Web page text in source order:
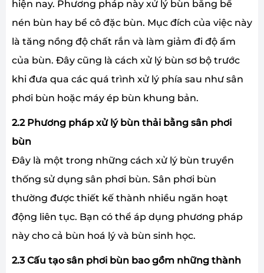
hiện nay. Phương pháp này xử lý bùn bằng bể
nén bùn hay bể cô đặc bùn. Mục đích của việc này
là tăng nồng độ chất rắn và làm giảm đi độ ẩm
của bùn. Đây cũng là cách xử lý bùn sơ bộ trước
khi đưa qua các quá trình xử lý phía sau như sân
phơi bùn hoặc máy ép bùn khung bản.
2.2 Phương pháp xử lý bùn thải bằng sân phơi
bùn
Đây là một trong những cách xử lý bùn truyền
thống sử dụng sân phơi bùn. Sân phơi bùn
thường được thiết kế thành nhiều ngăn hoạt
động liên tục. Bạn có thể áp dụng phương pháp
này cho cả bùn hoá lý và bùn sinh học.
2.3 Cấu tạo sân phơi bùn bao gồm những thành